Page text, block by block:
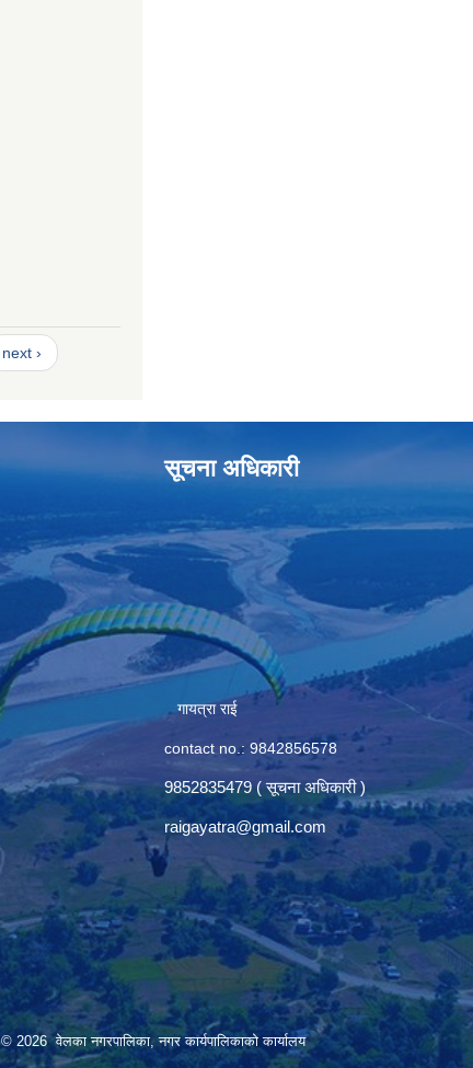
next ›
सूचना अधिकारी
गायत्रा राई
contact no.: 9842856578
9852835479 ( सूचना अधिकारी )
raigayatra@gmail.com
© 2026 वेलका नगरपालिका, नगर कार्यपालिकाको कार्यालय